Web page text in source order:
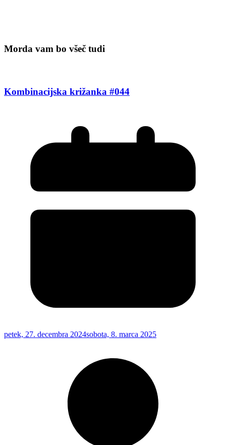
Morda vam bo všeč tudi
Kombinacijska križanka #044
petek, 27. decembra 2024sobota, 8. marca 2025